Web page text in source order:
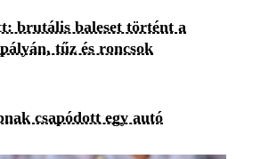
brutális baleset történt a
tűz és roncsok
csapódott egy autó